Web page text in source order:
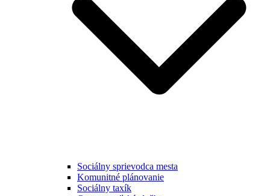
Sociálny sprievodca mesta
Komunitné plánovanie
Sociálny taxík